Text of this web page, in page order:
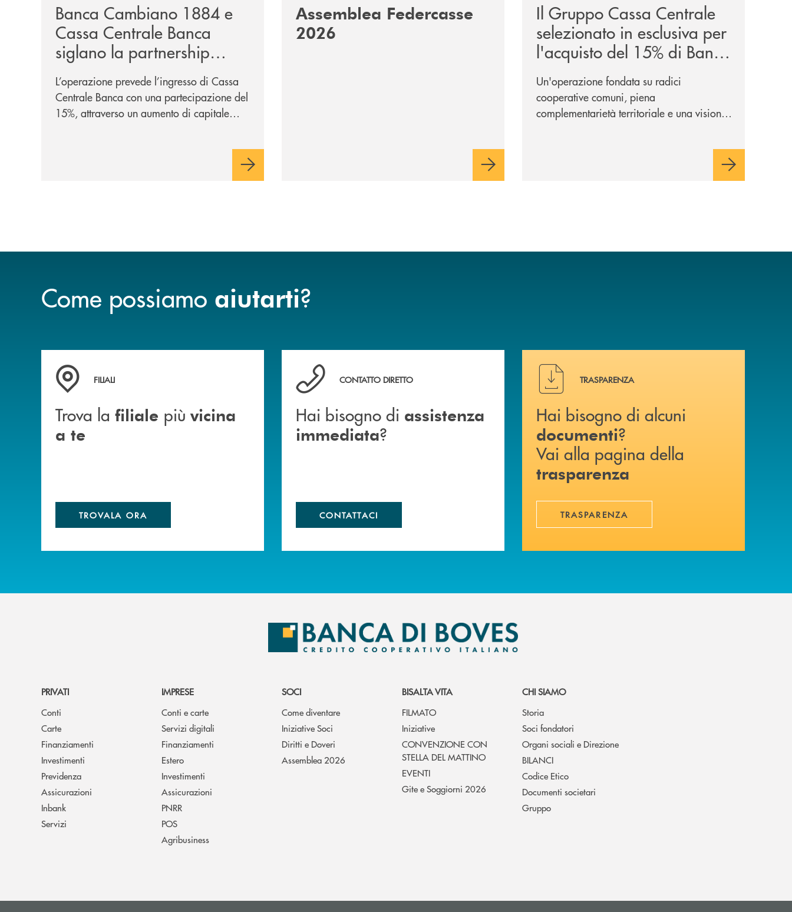
Banca Cambiano 1884 e
Cassa Centrale Banca
siglano la partnership
strategica
L’operazione prevede l’ingresso di Cassa
Centrale Banca con una partecipazione del
15%, attraverso un aumento di capitale
sulla condivisione di valori comuni e sulla
prossimità ai territori, per ampliare l’offerta
Assemblea Federcasse
2026
Il Gruppo Cassa Centrale
selezionato in esclusiva per
l'acquisto del 15% di Banca
Cambiano 1884
Un'operazione fondata su radici
cooperative comuni, piena
complementarietà territoriale e una visione
Come possiamo aiutarti?
Trova la filiale&nbsp; più vicina a te
FILIALI
Trova la filiale più vicina
a te
TROVALA ORA
Hai bisogno di assistenza immediata ?
CONTATTO DIRETTO
Hai bisogno di assistenza
immediata?
CONTATTACI
Hai bisogno di alcuni documenti ? Vai alla pagina della
TRASPARENZA
Hai bisogno di alcuni
documenti?
Vai alla pagina della
trasparenza
TRASPARENZA
PRIVATI
Conti
Carte
Finanziamenti
Investimenti
Previdenza
Assicurazioni
Inbank
Servizi
IMPRESE
Conti e carte
Servizi digitali
Finanziamenti
Estero
Investimenti
Assicurazioni
PNRR
POS
Agribusiness
SOCI
Come diventare
Iniziative Soci
Diritti e Doveri
Assemblea 2026
BISALTA VITA
FILMATO
Iniziative
CONVENZIONE CON
STELLA DEL MATTINO
EVENTI
Gite e Soggiorni 2026
CHI SIAMO
Storia
Soci fondatori
Organi sociali e Direzione
BILANCI
Codice Etico
Documenti societari
Gruppo